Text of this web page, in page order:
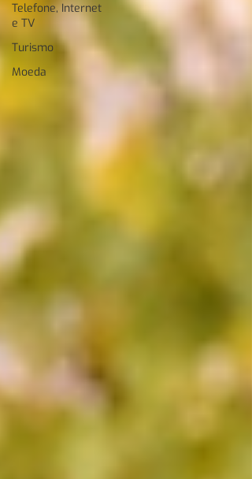
Telefone, Internet
e TV
Turismo
Moeda